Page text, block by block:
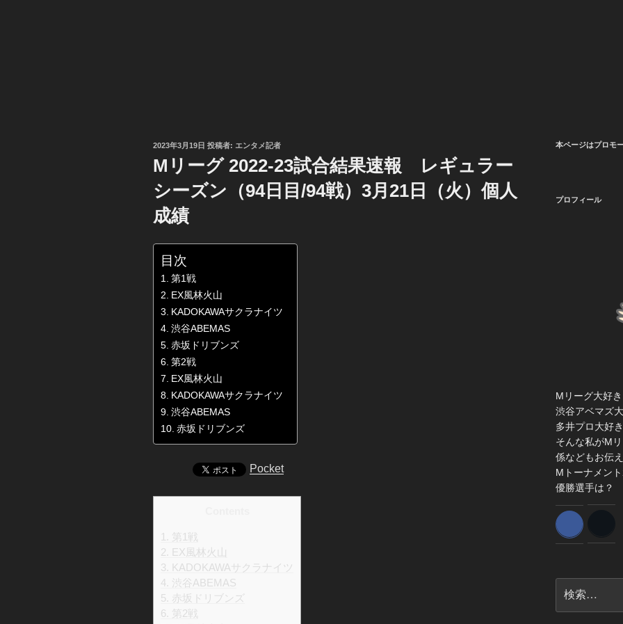
投
日:
2023年3月19日 投稿者: エンタメ記者
Mリーグ 2022-23試合結果速報 レギュラー
シーズン（94日目/94戦）3月21日（火）個人
成績
目次
第1戦
EX風林火山
KADOKAWAサクラナイツ
渋谷ABEMAS
赤坂ドリブンズ
第2戦
EX風林火山
KADOKAWAサクラナイツ
渋谷ABEMAS
赤坂ドリブンズ
Pocket
1. 第1戦
2.
EX風林火山
3.
KADOKAWAサクラナイツ
4. 渋谷ABEMAS
5.
赤坂ドリブンズ
6. 第2戦
本ページはプロモ
プロフィール
Mリーグ大好き
渋谷アベマズ
多井プロ大好き
そんな私がM
係などもお伝
Mトーナメン
優勝選手は？
索: